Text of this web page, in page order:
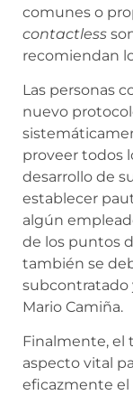
comunes o
contactless
recomiendan
Las personas
nuevo
proveer todos
desarrollo de
establecer
algún
de los puntos
también se
subcontratado
Mario Camiña.
Finalmente, el
aspecto vital
eficazmente el